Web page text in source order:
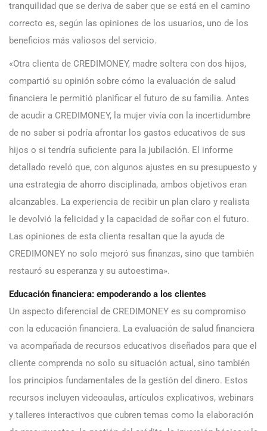
tranquilidad que se deriva de saber que se está en el camino
correcto es, según las opiniones de los usuarios, uno de los
beneficios más valiosos del servicio.
«Otra clienta de CREDIMONEY, madre soltera con dos hijos,
compartió su opinión sobre cómo la evaluación de salud
financiera le permitió planificar el futuro de su familia. Antes
de acudir a CREDIMONEY, la mujer vivía con la incertidumbre
de no saber si podría afrontar los gastos educativos de sus
hijos o si tendría suficiente para la jubilación. El informe
detallado reveló que, con algunos ajustes en su presupuesto y
una estrategia de ahorro disciplinada, ambos objetivos eran
alcanzables. La experiencia de recibir un plan claro y realista
le devolvió la felicidad y la capacidad de soñar con el futuro.
Las opiniones de esta clienta resaltan que la ayuda de
CREDIMONEY no solo mejoró sus finanzas, sino que también
restauró su esperanza y su autoestima».
Educación financiera: empoderando a los clientes
Un aspecto diferencial de CREDIMONEY es su compromiso
con la educación financiera. La evaluación de salud financiera
va acompañada de recursos educativos diseñados para que el
cliente comprenda no solo su situación actual, sino también
los principios fundamentales de la gestión del dinero. Estos
recursos incluyen videoaulas, artículos explicativos, webinars
y talleres interactivos que cubren temas como la elaboración